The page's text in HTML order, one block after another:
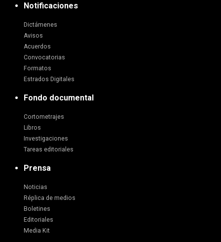
Notificaciones
Dictámenes
Avisos
Acuerdos
Convocatorias
Formatos
Estrados Digitales
Fondo documental
Cortometrajes
Libros
Investigaciones
Tareas editoriales
Prensa
Noticias
Réplica de medios
Boletines
Editoriales
Media Kit